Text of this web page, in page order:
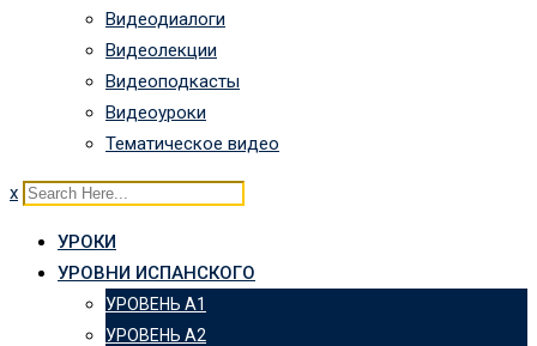
Видеодиалоги
Видеолекции
Видеоподкасты
Видеоуроки
Тематическое видео
x
УРОКИ
УРОВНИ ИСПАНСКОГО
УРОВЕНЬ А1
УРОВЕНЬ А2